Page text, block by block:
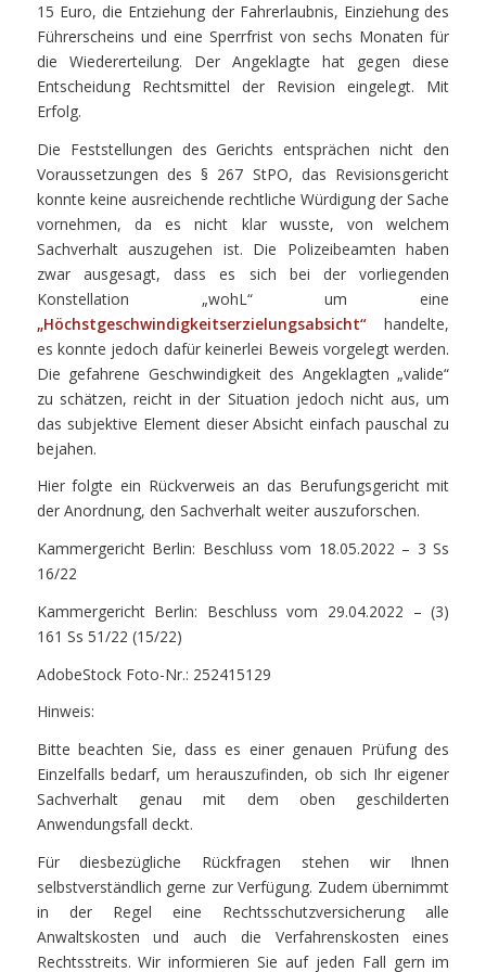
15 Euro, die Entziehung der Fahrerlaubnis, Einziehung des
Führerscheins und eine Sperrfrist von sechs Monaten für
die Wiedererteilung. Der Angeklagte hat gegen diese
Entscheidung Rechtsmittel der Revision eingelegt. Mit
Erfolg.
Die Feststellungen des Gerichts entsprächen nicht den
Voraussetzungen des § 267 StPO, das Revisionsgericht
konnte keine ausreichende rechtliche Würdigung der Sache
vornehmen, da es nicht klar wusste, von welchem
Sachverhalt auszugehen ist. Die Polizeibeamten haben
zwar ausgesagt, dass es sich bei der vorliegenden
Konstellation „wohL“ um eine
„Höchstgeschwindigkeitserzielungsabsicht“handelte,
es konnte jedoch dafür keinerlei Beweis vorgelegt werden.
Die gefahrene Geschwindigkeit des Angeklagten „valide“
zu schätzen, reicht in der Situation jedoch nicht aus, um
das subjektive Element dieser Absicht einfach pauschal zu
bejahen.
Hier folgte ein Rückverweis an das Berufungsgericht mit
der Anordnung, den Sachverhalt weiter auszuforschen.
Kammergericht Berlin: Beschluss vom 18.05.2022 – 3 Ss
16/22
Kammergericht Berlin: Beschluss vom 29.04.2022 – (3)
161 Ss 51/22 (15/22)
AdobeStock Foto-Nr.: 252415129
Hinweis:
Bitte beachten Sie, dass es einer genauen Prüfung des
Einzelfalls bedarf, um herauszufinden, ob sich Ihr eigener
Sachverhalt genau mit dem oben geschilderten
Anwendungsfall deckt.
Für diesbezügliche Rückfragen stehen wir Ihnen
selbstverständlich gerne zur Verfügung. Zudem übernimmt
in der Regel eine Rechtsschutzversicherung alle
Anwaltskosten und auch die Verfahrenskosten eines
Rechtsstreits. Wir informieren Sie auf jeden Fall gern im